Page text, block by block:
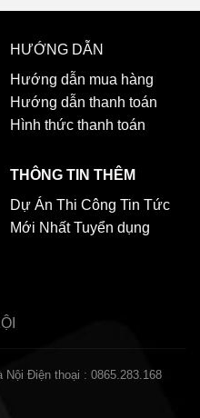
HƯỚNG DẪN
Hướng dẫn mua hàng
Hướng dẫn thanh toán
Hình thức thanh toán
THÔNG TIN THÊM
Dự Án Thi Công Tin Tức
Mới Nhất Tuyển dụng
Nội Điện thoại : 0865.283.168